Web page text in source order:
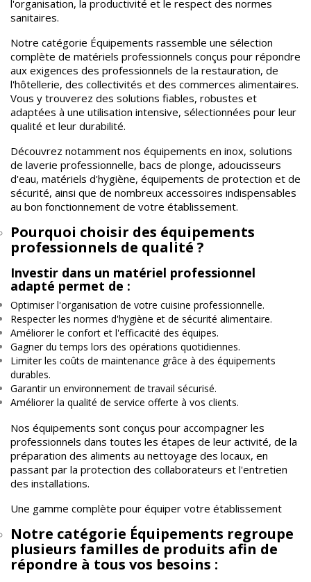
l'organisation, la productivité et le respect des normes
sanitaires.
Notre catégorie Équipements rassemble une sélection
complète de matériels professionnels conçus pour répondre
aux exigences des professionnels de la restauration, de
l'hôtellerie, des collectivités et des commerces alimentaires.
Vous y trouverez des solutions fiables, robustes et
adaptées à une utilisation intensive, sélectionnées pour leur
qualité et leur durabilité.
Découvrez notamment nos équipements en inox, solutions
de laverie professionnelle, bacs de plonge, adoucisseurs
d'eau, matériels d'hygiène, équipements de protection et de
sécurité, ainsi que de nombreux accessoires indispensables
au bon fonctionnement de votre établissement.
Pourquoi choisir des équipements
professionnels de qualité ?
Investir dans un matériel professionnel
adapté permet de :
Optimiser l'organisation de votre cuisine professionnelle.
Respecter les normes d'hygiène et de sécurité alimentaire.
Améliorer le confort et l'efficacité des équipes.
Gagner du temps lors des opérations quotidiennes.
Limiter les coûts de maintenance grâce à des équipements
durables.
Garantir un environnement de travail sécurisé.
Améliorer la qualité de service offerte à vos clients.
Nos équipements sont conçus pour accompagner les
professionnels dans toutes les étapes de leur activité, de la
préparation des aliments au nettoyage des locaux, en
passant par la protection des collaborateurs et l'entretien
des installations.
Une gamme complète pour équiper votre établissement
Notre catégorie Équipements regroupe
plusieurs familles de produits afin de
répondre à tous vos besoins :